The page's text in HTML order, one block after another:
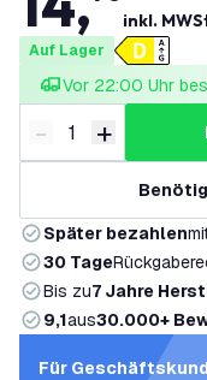
inkl.
Auf Lager
Vor 22:00 Uhr
Menge verringern
- Menge
+
Später bezahlen
30 Tage
Bis zu7 Jahre
9,1aus30.000+
Für